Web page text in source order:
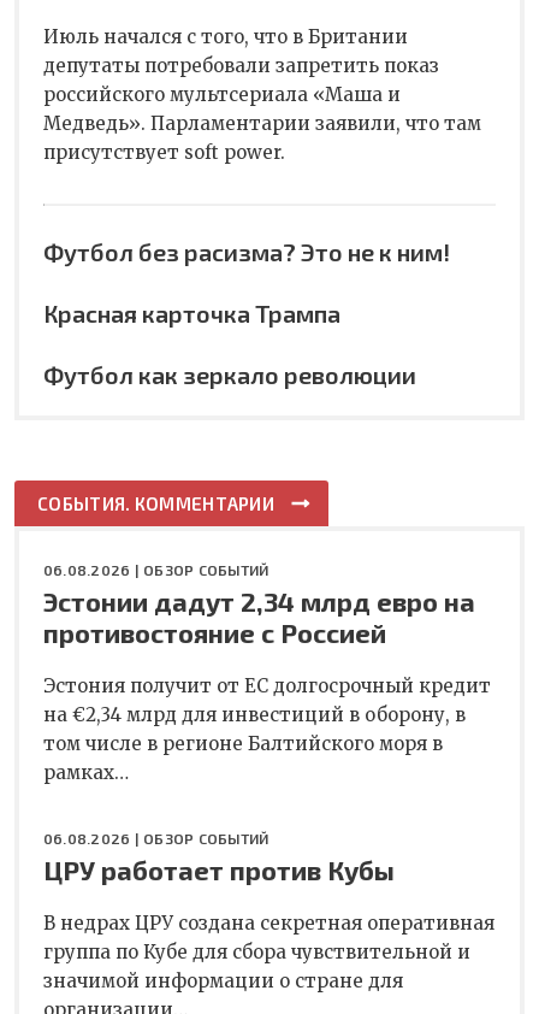
Июль начался с того, что в Британии
депутаты потребовали запретить показ
российского мультсериала «Маша и
Медведь». Парламентарии заявили, что там
присутствует soft power.
Футбол без расизма? Это не к ним!
Красная карточка Трампа
Футбол как зеркало революции
СОБЫТИЯ. КОММЕНТАРИИ
06.08.2026 | ОБЗОР СОБЫТИЙ
Эстонии дадут 2,34 млрд евро на
противостояние с Россией
Эстония получит от ЕС долгосрочный кредит
на €2,34 млрд для инвестиций в оборону, в
том числе в регионе Балтийского моря в
рамках…
06.08.2026 | ОБЗОР СОБЫТИЙ
ЦРУ работает против Кубы
В недрах ЦРУ создана секретная оперативная
группа по Кубе для сбора чувствительной и
значимой информации о стране для